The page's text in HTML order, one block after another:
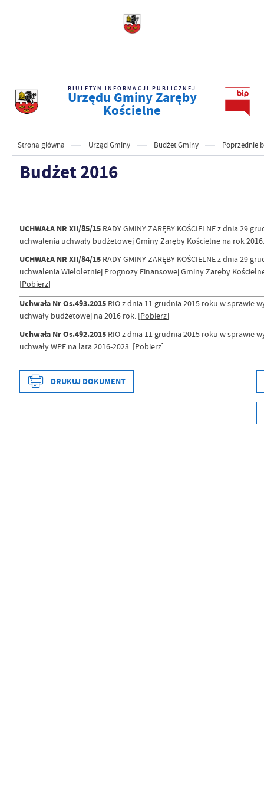
BIULETYN INFORMACJI PUBLICZNEJ
Urzędu Gminy Zaręby
Kościelne
Strona główna Urząd Gminy Budżet Gminy Poprzednie
Budżet 2016
UCHWAŁA NR XII/85/15 RADY GMINY ZARĘBY KOŚCIELNE z dnia 29
uchwalenia uchwały budżetowej Gminy Zaręby Kościelne na rok
UCHWAŁA NR XII/84/15 RADY GMINY ZARĘBY KOŚCIELNE z dnia 29
uchwalenia Wieloletniej Prognozy Finansowej Gminy Zaręby
[Pobierz]
Uchwała Nr Os.493.2015 RIO z dnia 11 grudnia 2015 roku w sprawie
uchwały budżetowej na 2016 rok. [Pobierz]
Uchwała Nr Os.492.2015 RIO z dnia 11 grudnia 2015 roku w sprawie
uchwały WPF na lata 2016-2023. [Pobierz]
Data wytworzenia
Maciej
DRUKUJ DOKUMENT